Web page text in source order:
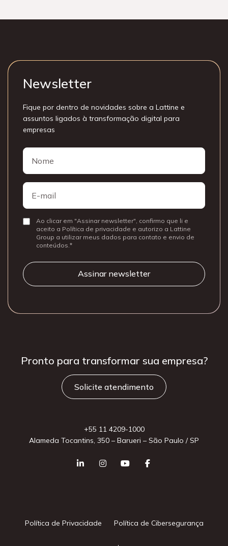
Newsletter
Fique por dentro de novidades sobre a Lattine e
assuntos ligados à transformação digital para
empresas
Nome
E-
mail
ConsentirAo clicar em "Assinar newsletter", confirmo que li e
aceito a Política de privacidade e autorizo a Lattine
Group a utilizar meus dados para contato e envio de
conteúdos.
Pronto para transformar sua empresa?
Solicite atendimento
+55 11 4209-1000
Alameda Tocantins, 350 – Barueri – São Paulo / SP
Política de Privacidade Política de Cibersegurança